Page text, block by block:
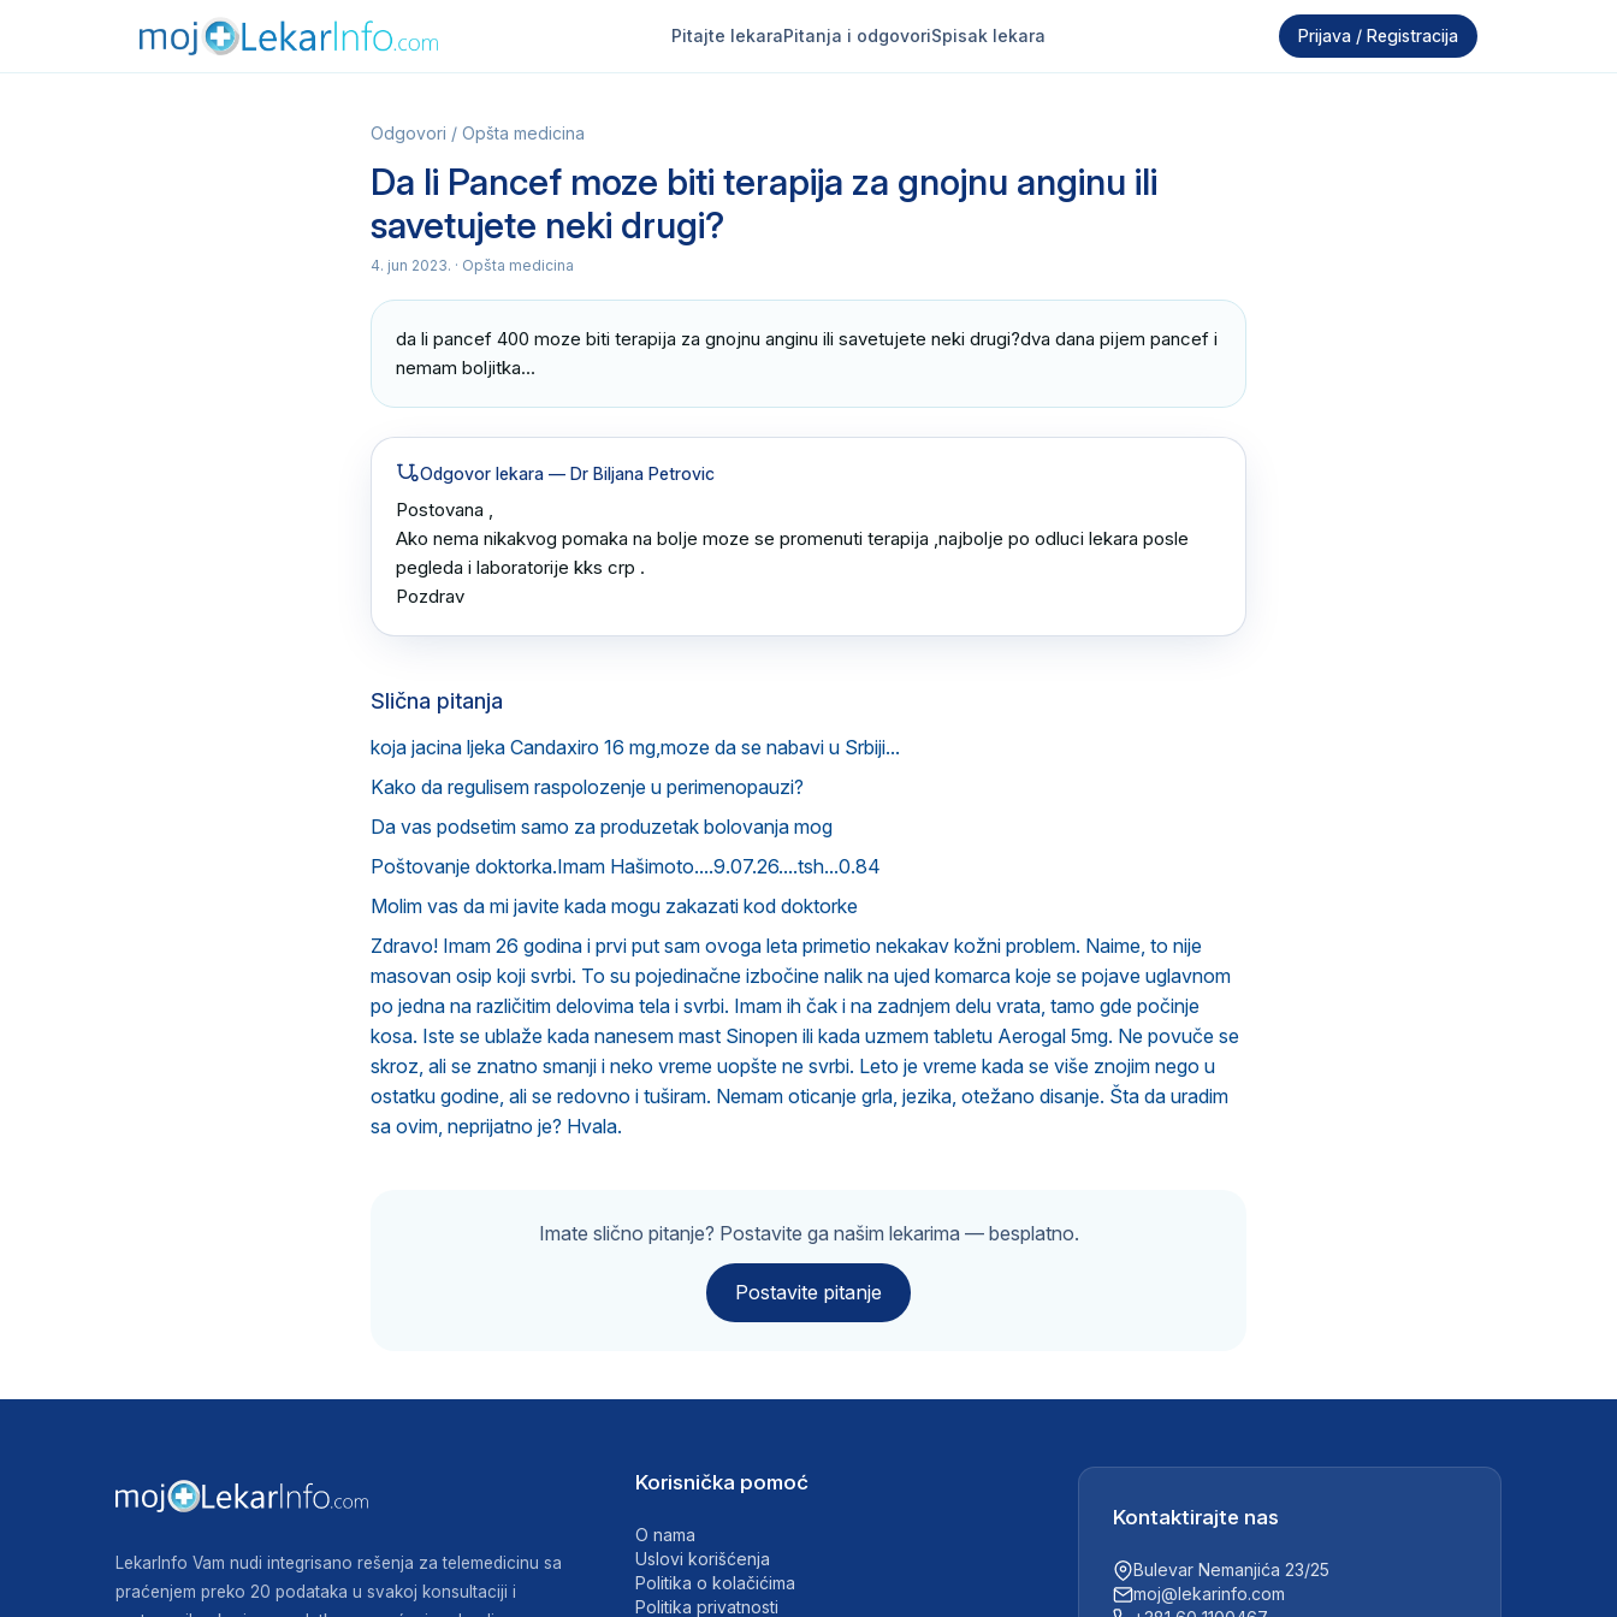
Pitajte lekaraPitanja i odgovoriSpisak lekara Prijava / Registracija
Odgovori / Opšta medicina
Da li Pancef moze biti terapija za gnojnu anginu ili
savetujete neki drugi?
4. jun 2023. · Opšta medicina
da li pancef 400 moze biti terapija za gnojnu anginu ili savetujete neki drugi?dva dana pijem pancef i
nemam boljitka…
Odgovor lekara — Dr Biljana Petrovic
Postovana ,
Ako nema nikakvog pomaka na bolje moze se promenuti terapija ,najbolje po odluci lekara posle
pegleda i laboratorije kks crp .
Pozdrav
Slična pitanja
koja jacina ljeka Candaxiro 16 mg,moze da se nabavi u Srbiji...
Kako da regulisem raspolozenje u perimenopauzi?
Da vas podsetim samo za produzetak bolovanja mog
Poštovanje doktorka.Imam Hašimoto....9.07.26....tsh...0.84
Molim vas da mi javite kada mogu zakazati kod doktorke
Zdravo! Imam 26 godina i prvi put sam ovoga leta primetio nekakav kožni problem. Naime, to nije
masovan osip koji svrbi. To su pojedinačne izbočine nalik na ujed komarca koje se pojave uglavnom
po jedna na različitim delovima tela i svrbi. Imam ih čak i na zadnjem delu vrata, tamo gde počinje
kosa. Iste se ublaže kada nanesem mast Sinopen ili kada uzmem tabletu Aerogal 5mg. Ne povuče se
skroz, ali se znatno smanji i neko vreme uopšte ne svrbi. Leto je vreme kada se više znojim nego u
ostatku godine, ali se redovno i tuširam. Nemam oticanje grla, jezika, otežano disanje. Šta da uradim
sa ovim, neprijatno je? Hvala.
Imate slično pitanje? Postavite ga našim lekarima — besplatno.
Postavite pitanje
LekarInfo Vam nudi integrisano rešenja za telemedicinu sa
praćenjem preko 20 podataka u svakoj konsultaciji i
Korisnička pomoć
O nama
Uslovi korišćenja
Politika o kolačićima
Politika privatnosti
Kontaktirajte nas
Bulevar Nemanjića 23/25
moj@lekarinfo.com